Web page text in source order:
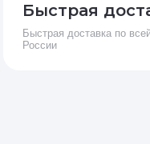
Быстрая
Быстрая доставка по
России